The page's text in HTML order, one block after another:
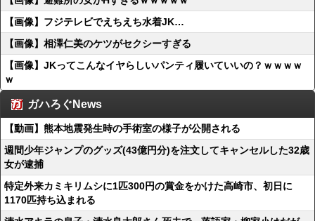
【画像】フジテレビでえちえち水着JK…
【画像】相澤仁美のケツがセクシーすぎる
【画像】JKってこんなイヤらしいパンティ履いていいの？ｗｗｗｗ
ｗ
ガハろぐNews
【動画】熊本地震発生時の手術室の様子が公開される
週間少年ジャンプのグッズ(43億円分)を注文してキャンセルした32歳
女が逮捕
特定外来カミキリムシに1匹300円の賞金をかけた高崎市、初日に
1170匹持ち込まれる